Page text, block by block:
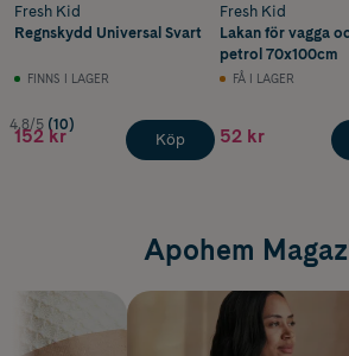
Fresh Kid
Regnskydd Universal Svart
FINNS I LAGER
4.8/5 (10)
152 kr Köp
Fresh Kid
Lakan för vagga
petrol 70x100cm
FÅ I LAGER
52 kr
Apohem